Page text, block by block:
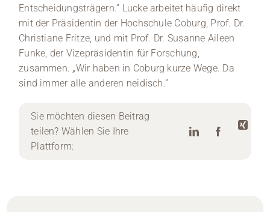
Entscheidungsträgern.” Lucke arbeitet häufig direkt
mit der Präsidentin der Hochschule Coburg, Prof. Dr.
Christiane Fritze, und mit Prof. Dr. Susanne Aileen
Funke, der Vizepräsidentin für Forschung,
zusammen. „Wir haben in Coburg kurze Wege. Da
sind immer alle anderen neidisch.”
Sie möchten diesen Beitrag
teilen? Wählen Sie Ihre
Plattform: